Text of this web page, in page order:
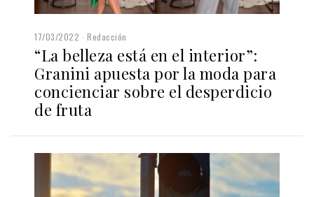
17/03/2022 Redacción
“La belleza está en el interior”:
Granini apuesta por la moda para
concienciar sobre el desperdicio
de fruta